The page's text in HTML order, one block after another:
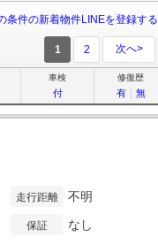
条件の新着物件LINEを登録する
1 2 次へ>
車検
付
修復歴
有｜ 無
走行距離 不明
保証 なし